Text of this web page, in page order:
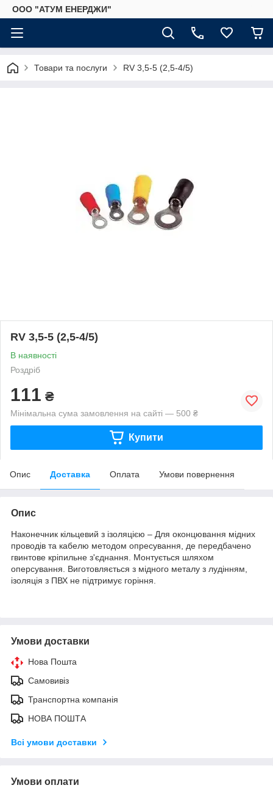
ООО "АТУМ ЕНЕРДЖИ"
Товари та послуги RV 3,5-5 (2,5-4/5)
RV 3,5-5 (2,5-4/5)
В наявності
Роздріб
111 ₴
Мінімальна сума замовлення на сайті — 500 ₴
Купити
Опис Доставка Оплата Умови повернення
Опис
Наконечник кільцевий з ізоляцією – Для оконцювання мідних
проводів та кабелю методом опресування, де передбачено
гвинтове кріпильне з'єднання. Монтується шляхом
оперсування. Виготовляється з мідного металу з лудінням,
ізоляція з ПВХ не підтримує горіння.
Умови доставки
Нова Пошта
Самовивіз
Транспортна компанія
НОВА ПОШТА
Всі умови доставки
Умови оплати